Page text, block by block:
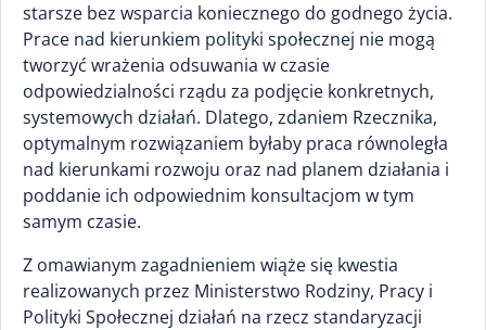
starsze bez wsparcia koniecznego do godnego życia.
Prace nad kierunkiem polityki społecznej nie mogą
tworzyć wrażenia odsuwania w czasie
odpowiedzialności rządu za podjęcie konkretnych,
systemowych działań. Dlatego, zdaniem Rzecznika,
optymalnym rozwiązaniem byłaby praca równoległa
nad kierunkami rozwoju oraz nad planem działania i
poddanie ich odpowiednim konsultacjom w tym
samym czasie.
Z omawianym zagadnieniem wiąże się kwestia
realizowanych przez Ministerstwo Rodziny, Pracy i
Polityki Społecznej działań na rzecz standaryzacji